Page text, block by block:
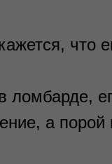
что
ломбарде,
а